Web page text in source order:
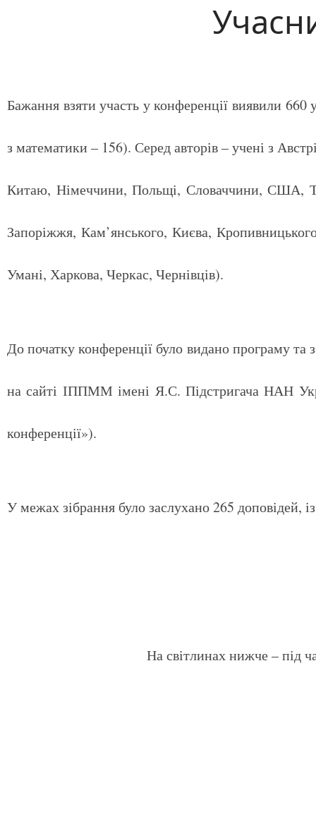
Бажання взяти участь у конференції виявили 660
з математики – 156). Серед авторів – учені з
Китаю, Німеччини, Польщі, Словаччини, США,
Запоріжжя, Кам’янського, Києва,
Умані, Харкова, Черкас, Чернівців).
До початку конференції було видано програму та
на сайті ІППММ імені Я.С. Підстригача НАН
конференції»).
У межах зібрання було заслухано 265 доповідей,
На світлинах нижче – під